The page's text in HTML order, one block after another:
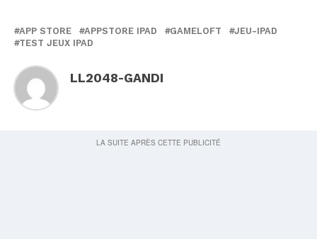
APP STORE APPSTORE IPAD GAMELOFT
JEU-IPAD
TEST JEUX IPAD
LL2048-GANDI